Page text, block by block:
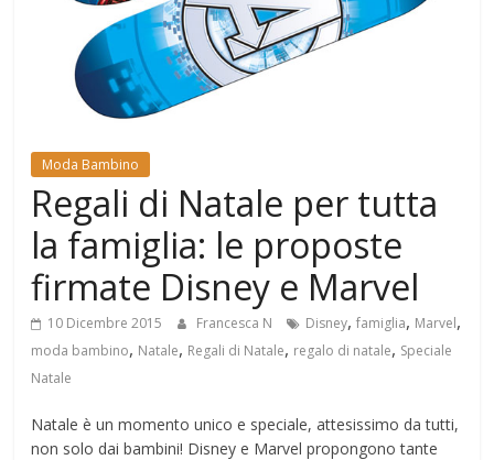
Moda Bambino
Regali di Natale per tutta
la famiglia: le proposte
firmate Disney e Marvel
10 Dicembre 2015 Francesca N Disney,famiglia, Marvel,
moda bambino, Natale, Regali di Natale, regalo di natale, Speciale
Natale
Natale è un momento unico e speciale, attesissimo da tutti,
non solo dai bambini! Disney e Marvel propongono tante